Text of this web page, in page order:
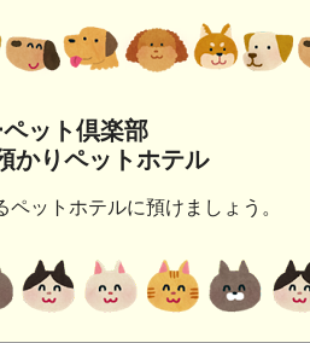
ット倶楽部
かりペットホテル
ットホテルに預けましょう。